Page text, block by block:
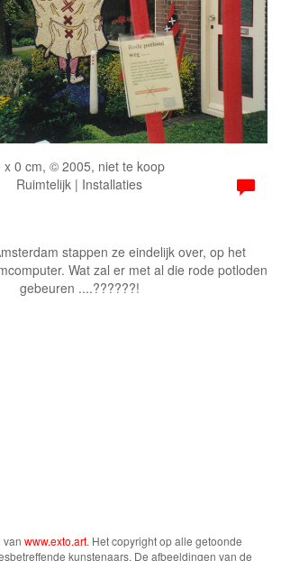
x 0 cm, © 2005, niet te koop
Ruimtelijk | Installaties
stappen ze eindelijk over, op het
Wat zal er met al die rode potloden
gebeuren ....??????!
van www.exto.art. Het copyright op alle getoonde
kunstenaars. De afbeeldingen van de